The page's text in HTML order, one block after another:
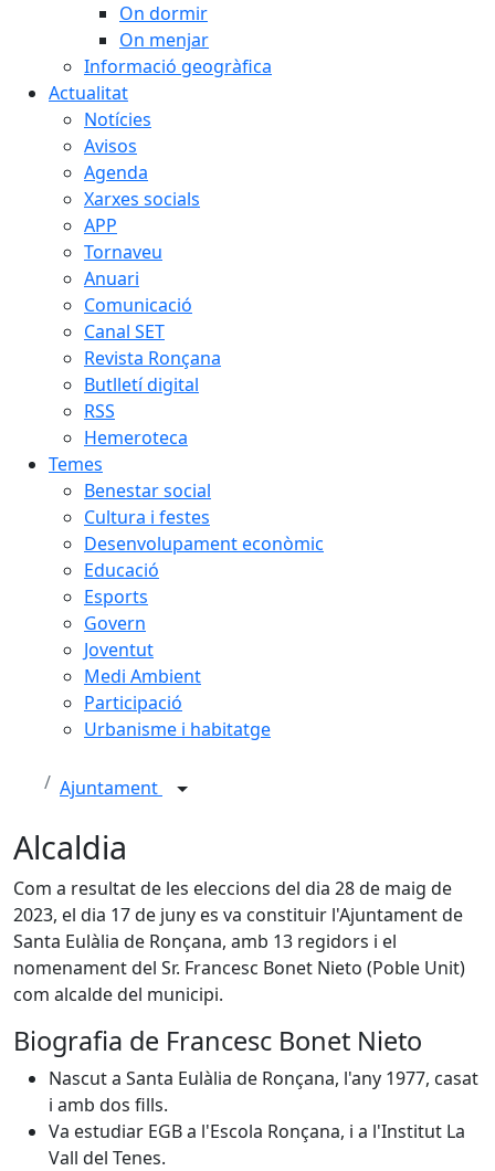
On dormir
On menjar
Informació geogràfica
Actualitat
Notícies
Avisos
Agenda
Xarxes socials
APP
Tornaveu
Anuari
Comunicació
Canal SET
Revista Ronçana
Butlletí digital
RSS
Hemeroteca
Temes
Benestar social
Cultura i festes
Desenvolupament econòmic
Educació
Esports
Govern
Joventut
Medi Ambient
Participació
Urbanisme i habitatge
Ajuntament
Alcaldia
Com a resultat de les eleccions del dia 28 de maig de
2023, el dia 17 de juny es va constituir l'Ajuntament de
Santa Eulàlia de Ronçana, amb 13 regidors i el
nomenament del Sr. Francesc Bonet Nieto (Poble Unit)
com alcalde del municipi.
Biografia de Francesc Bonet Nieto
Nascut a Santa Eulàlia de Ronçana, l'any 1977, casat
i amb dos fills.
Va estudiar EGB a l'Escola Ronçana, i a l'Institut La
Vall del Tenes.